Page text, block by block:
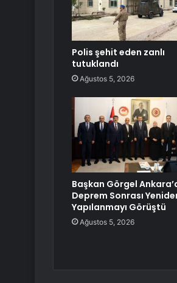
Polis şehit eden zanlı
tutuklandı
Ağustos 5, 2026
Başkan Görgel
Deprem Sonrası
Yapılanmayı Görüştü
Ağustos 5, 2026